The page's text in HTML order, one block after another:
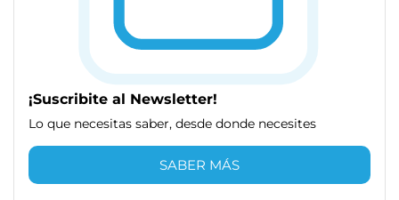
¡Suscribite al Newsletter!
Lo que necesitas saber, desde donde necesites
SABER MÁS